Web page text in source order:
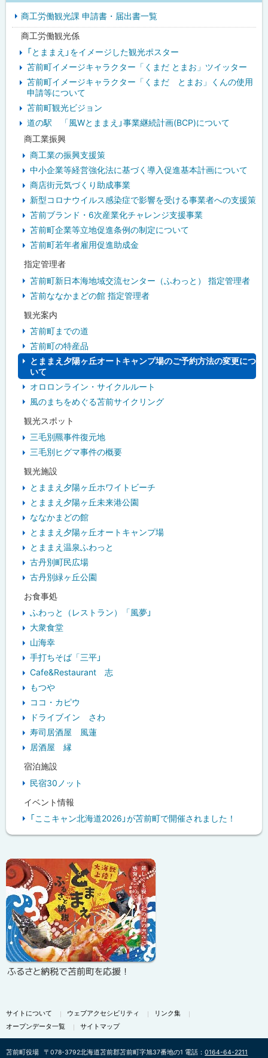
ド 商工労働観光課 申請書・届出書一覧
商工労働観光係
「とままえ」をイメージした観光ポスター
苫前町イメージキャラクター「くまだ とまお」ツイッター
苫前町イメージキャラクター「くまだ とまお」くんの使用
申請等について
苫前町観光ビジョン
道の駅 「風Wとままえ」事業継続計画(BCP)について
商工業振興
商工業の振興支援策
中小企業等経営強化法に基づく導入促進基本計画について
商店街元気づくり助成事業
新型コロナウイルス感染症で影響を受ける事業者への支援策
苫前ブランド・6次産業化チャレンジ支援事業
苫前町企業等立地促進条例の制定について
苫前町若年者雇用促進助成金
指定管理者
苫前町新日本海地域交流センター（ふわっと） 指定管理者
苫前ななかまどの館 指定管理者
観光案内
苫前町までの道
苫前町の特産品
とままえ夕陽ヶ丘オートキャンプ場のご予約方法の変更につ
いて
オロロンライン・サイクルルート
風のまちをめぐる苫前サイクリング
観光スポット
三毛別羆事件復元地
三毛別ヒグマ事件の概要
観光施設
とままえ夕陽ヶ丘ホワイトビーチ
とままえ夕陽ヶ丘未来港公園
ななかまどの館
とままえ夕陽ヶ丘オートキャンプ場
とままえ温泉ふわっと
古丹別町民広場
古丹別緑ヶ丘公園
お食事処
ふわっと（レストラン）「風夢」
大衆食堂
山海幸
手打ちそば「三平」
Cafe&Restaurant 志
もつや
ココ・カピウ
ドライブイン さわ
寿司居酒屋 風蓮
居酒屋 縁
宿泊施設
民宿30ノット
イベント情報
「ここキャン北海道2026」が苫前町で開催されました！
ッ
ク
ア
ッ
プ
ふるさと納税で苫前町を応援！
サイトについて ウェブアクセシビリティ
リンク集
オープンデータ一覧
サイトマップ
苫前町役場 〒078-3792北海道苫前郡苫前町字旭37番地の1 電話：0164-64-2211